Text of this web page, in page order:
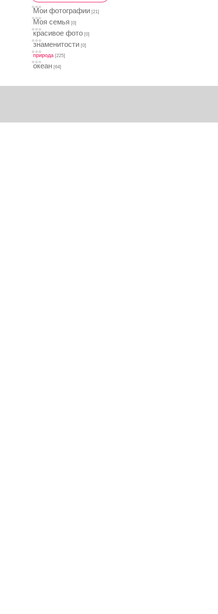
Мои фотографии [21]
Моя семья [0]
красивое фото [0]
знаменитости [0]
природа [225]
океан [64]